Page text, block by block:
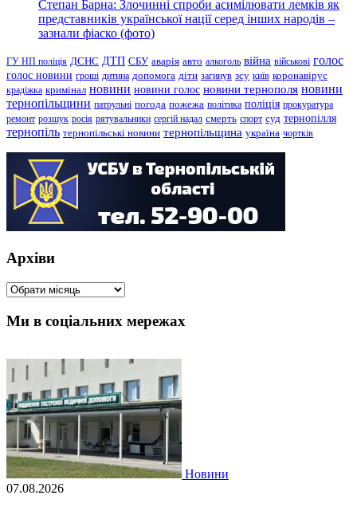
Степан Барна: Злочинні спроби асимілювати лемків як
представників української нації серед інших народів –
зазнали фіаско (фото)
ГУ НП поліція ДСНС ДТП СБУ аварія авто алкоголь війна військові голос
голос новини гроші дитина допомога діти загинув зсу київ коронавірус
крадіжка кримінал новини новини голос новини тернополя новини
тернопільщини патрульні погода пожежа політика поліція прокуратура
ремонт розшук росія рятувальники сергій надал смерть спорт суд тернопілля
тернопіль тернопільські новини тернопільщина україна чортків
Архіви
Архіви
Ми в соціальних мережах
Новини
07.08.2026